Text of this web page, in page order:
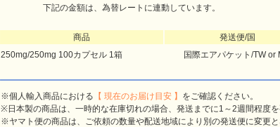
下記の金額は、為替レートに連動しています。
商品 発送便/国
250mg/250mg 100カプセル 1箱
国際エアパケット/TW or
※個人輸入商品における 【 現在のお届け目安 】 をご確認ください。
※日本製の商品は、一時的な在庫切れの場合、発送までに1～2週間程度を
※ヤマト便の商品は、ご依頼の数量や配送地域により別の発送便に変更と